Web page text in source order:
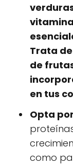
Trata
de
en tus
Opta
como